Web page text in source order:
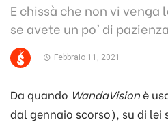
E chissà che non vi
se avete un po' di
Febbraio 11, 2021
Da quando WandaVisionè
dal gennaio scorso), su di lei